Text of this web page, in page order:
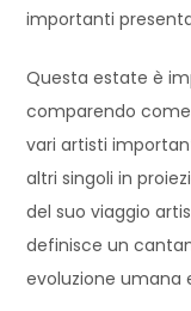
importanti
Questa estate è
comparendo
vari artisti
altri singoli in
del suo viaggio
definisce un
evoluzione umana